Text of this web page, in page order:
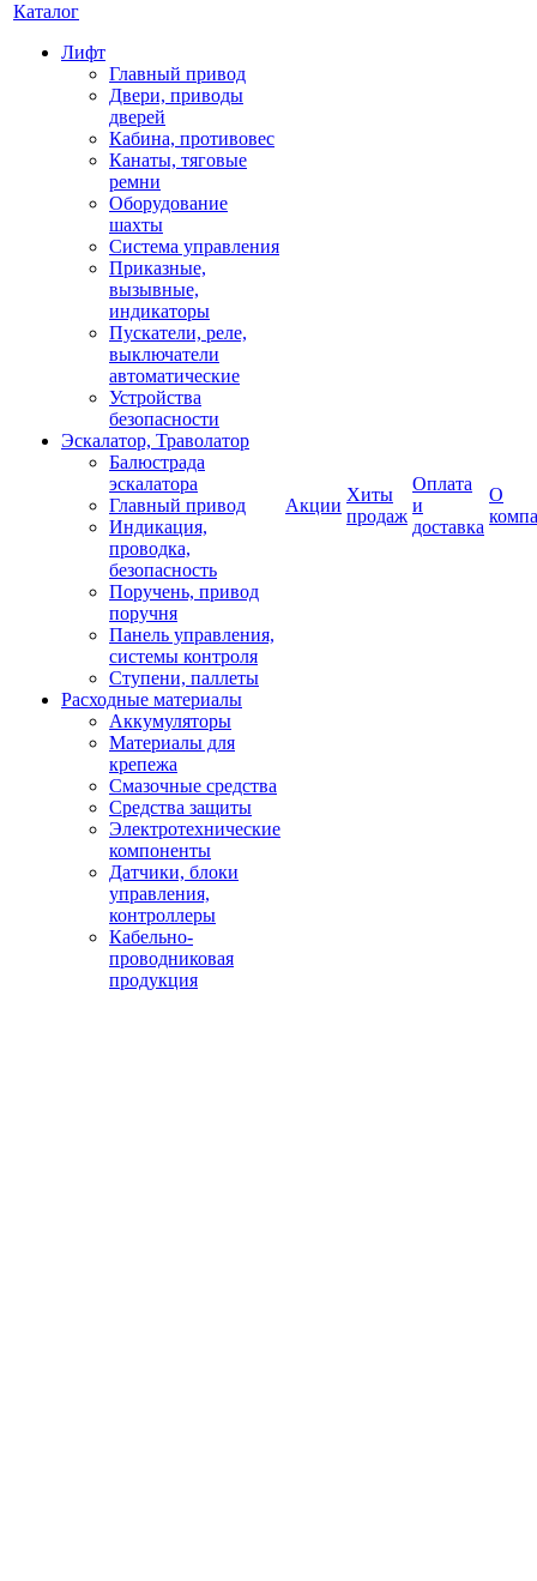
Каталог
Лифт
Главный привод
Двери, приводы
дверей
Кабина, противовес
Канаты, тяговые
ремни
Оборудование
шахты
Система управления
Приказные,
вызывные,
индикаторы
Пускатели, реле,
выключатели
автоматические
Устройства
безопасности
Эскалатор, Траволатор
Балюстрада
эскалатора
Главный привод
Индикация,
проводка,
безопасность
Поручень, привод
поручня
Панель управления,
системы контроля
Ступени, паллеты
Расходные материалы
Аккумуляторы
Материалы для
крепежа
Смазочные средства
Средства защиты
Электротехнические
компоненты
Датчики, блоки
управления,
контроллеры
Кабельно-
проводниковая
продукция
Акции
Хиты
продаж
Оплата
и
доставка
О